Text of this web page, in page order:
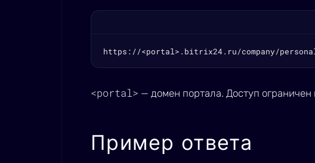
https://<portal>.bitrix24.ru/company/
<portal> — домен портала. Доступ
Пример ответа